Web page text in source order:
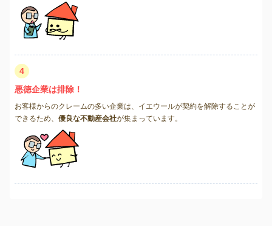
4
悪徳企業は排除！
お客様からのクレームの多い企業は、イエウールが契約を解除することが
できるため、 優良な不動産会社が集まっています。